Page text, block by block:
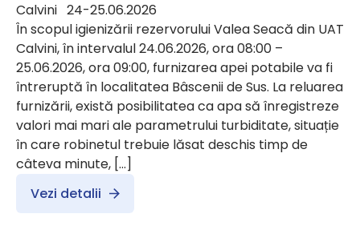
Calvini 24-25.06.2026
În scopul igienizării rezervorului Valea Seacă din UAT
Calvini, în intervalul 24.06.2026, ora 08:00 –
25.06.2026, ora 09:00, furnizarea apei potabile va fi
întreruptă în localitatea Bâscenii de Sus. La reluarea
furnizării, există posibilitatea ca apa să înregistreze
valori mai mari ale parametrului turbiditate, situație
în care robinetul trebuie lăsat deschis timp de
câteva minute, […]
Vezi detalii